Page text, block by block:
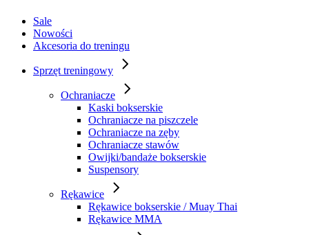
Sale
Nowości
Akcesoria do treningu
Sprzęt treningowy
Ochraniacze
Kaski bokserskie
Ochraniacze na piszczele
Ochraniacze na zęby
Ochraniacze stawów
Owijki/bandaże bokserskie
Suspensory
Rękawice
Rękawice bokserskie / Muay Thai
Rękawice MMA